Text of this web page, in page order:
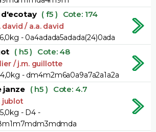
( f5 ) Cote: 174
david / a.a. david
- 0a4adada5adada(24)0ada
( h5 ) Cote: 48
/ j.m. guillotte
- dm4m2m6a0a9a7a2a1a2a
janze ( h5 ) Cote: 4.7
jublot
- D4 -